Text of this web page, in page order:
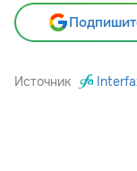
Источник